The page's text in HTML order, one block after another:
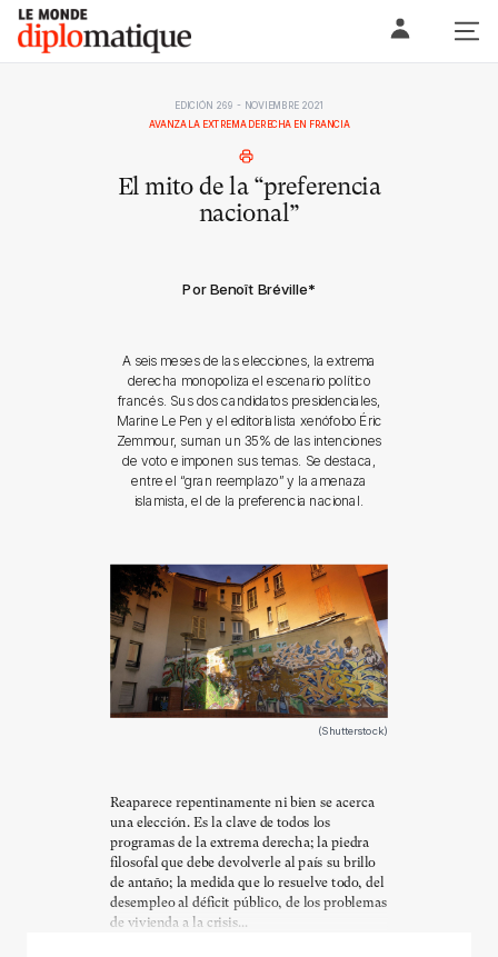
Skip
content
Le monde diplomatique
EDICIÓN 269 - NOVIEMBRE 2021
AVANZA LA EXTREMA DERECHA EN FRANCIA
El mito de la “preferencia
nacional”
Por Benoît Bréville*
A seis meses de las elecciones, la extrema
derecha monopoliza el escenario político
francés. Sus dos candidatos presidenciales,
Marine Le Pen y el editorialista xenófobo Éric
Zemmour, suman un 35% de las intenciones
de voto e imponen sus temas. Se destaca,
entre el “gran reemplazo” y la amenaza
islamista, el de la preferencia nacional.
(Shutterstock)
Reaparece repentinamente ni bien se acerca
una elección. Es la clave de todos los
programas de la extrema derecha; la piedra
filosofal que debe devolverle al país su brillo
de antaño; la medida que lo resuelve todo, del
desempleo al déficit público, de los problemas
de vivienda a la crisis...